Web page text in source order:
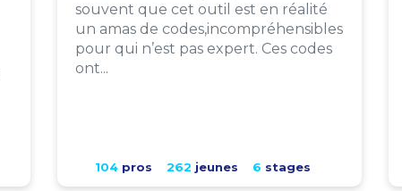
souvent que cet outil est en réalité
un amas de codes,incompréhensibles
pour qui n’est pas expert. Ces codes
ont...
104pros 262 jeunes 6 stages